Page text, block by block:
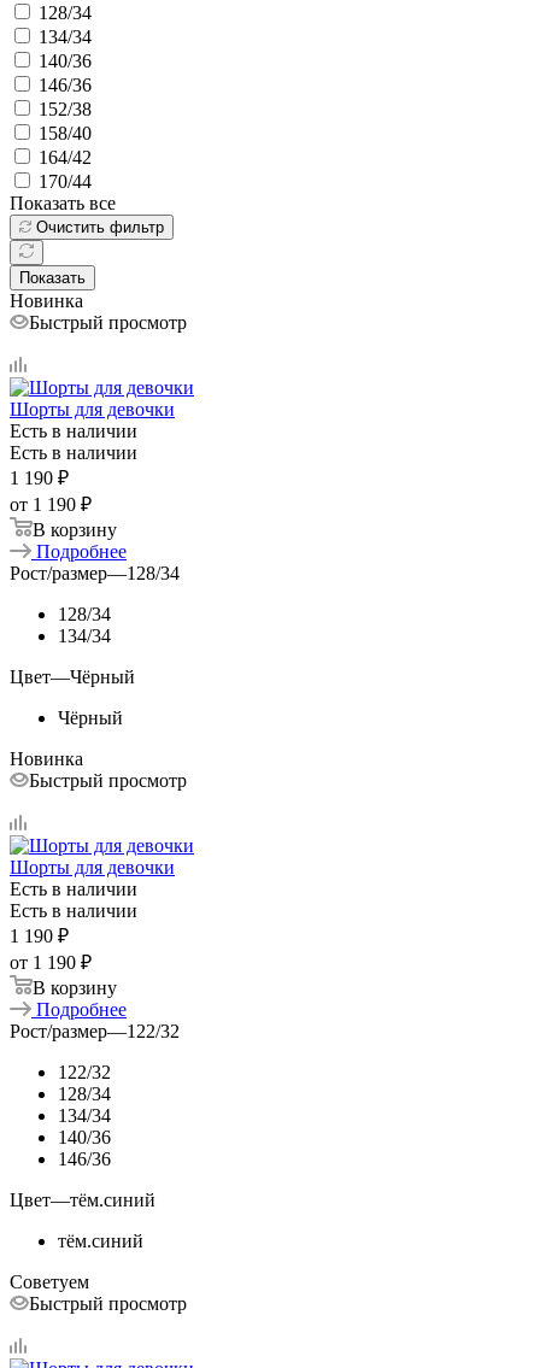
128/34
134/34
140/36
146/36
152/38
158/40
164/42
170/44
Показать все
Очистить фильтр
Показать
Новинка
Быстрый просмотр
Шорты для девочки
Есть в наличии
Есть в наличии
1 190 ₽
от 1 190 ₽
В корзину
Подробнее
Рост/размер—128/34
128/34
134/34
Цвет—Чёрный
Чёрный
Новинка
Быстрый просмотр
Шорты для девочки
Есть в наличии
Есть в наличии
1 190 ₽
от 1 190 ₽
В корзину
Подробнее
Рост/размер—122/32
122/32
128/34
134/34
140/36
146/36
Цвет—тём.синий
тём.синий
Советуем
Быстрый просмотр